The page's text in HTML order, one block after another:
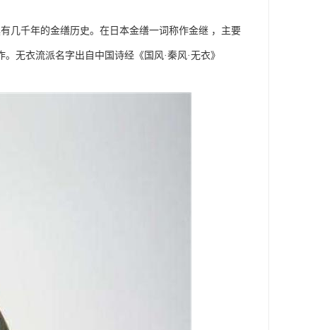
几千年的金缮历史。在日本金缮一词称作金继 ，主要
无衣流派名字出自中国诗经《国风·秦风·无衣》